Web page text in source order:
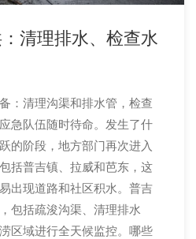
清理排水、检查水
：清理沟渠和排水管，检查
急队伍随时待命。发生了什
的阶段，地方部门再次进入
括普吉镇、拉威和芭东，这
出现道路和社区积水。普吉
包括疏浚沟渠、清理排水
区域进行全天候监控。哪些